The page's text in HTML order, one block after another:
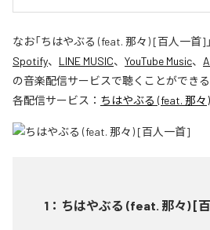
なお「ちはやぶる (feat. 那々) [百人一首]
Spotify、 LINE MUSIC、 YouTube Music、
の音楽配信サービスで聴くことができる
各配信サービス： ちはやぶる (feat. 那
1 ： ちはやぶる (feat. 那々) [